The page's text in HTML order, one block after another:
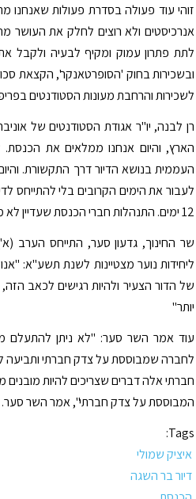
זוהי עוד פעולה בסדרת פעולות
אנרכיסטים ולא רוצים לחלק את העושר
לתת פתרון עמוק ומקיף לבעיה ולקבל
ובשכירות בחוק 'הסופרטאנקר', הקצאת
לשכירות והרחבת מעונות הסטודנטים
רן לבנה, יו"ר אגודת הסטודנטים של
הארץ, והיום אנחנו ממלאים את
העממית בנושא הדיור דרך התקשורת.
לעבור את הימים הקרובים בלי להתייחס
12 ימים. התנהלות חברי הכנסת שעדיין לא מציעים פתרונות היא ביזיונית."
שר החינוך, גדעון סער, התייחס הערב
ליחידות נוער מצטיינות לשנת תשע"א:
של הדור הצעיר ולהיות רגישים לכאב
יותר"
עוד אמר השר סער: "לא ניתן להתעלם
לחברה שמבוססת על צדק חברתי ותביעה
חברתי אלה דברים שצריכים להיות
המבוססת על צדק חברתי", אמר השר סער.
Tags:
איציק שמולי
דיור בר השגה